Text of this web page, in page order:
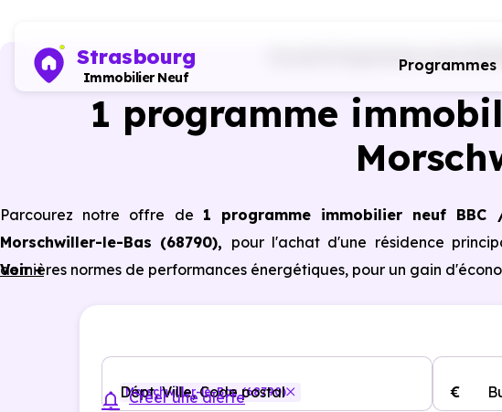
Strasbourg
Immobilier Neuf
Programmes
Programmes neufs
1 programme
Parcourez notre offre de 1 programme immobilier neuf
Morschwiller-le-Bas (68790), pour l'achat d'une résidence
dernières normes de performances énergétiques, pour un gain
Voir +
Dépt, Ville, Code postal
Morschwiller-le-Bas (68790) €
Créer une alerte